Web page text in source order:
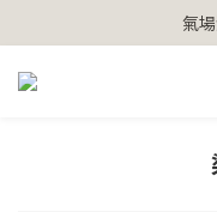
【官網獨家】首次消
氣
【官網獨家】首次消